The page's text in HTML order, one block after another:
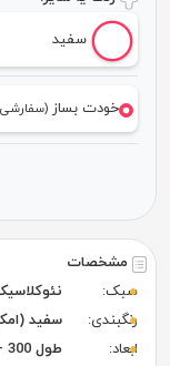
مشخصات
سبک:
رنگبندی:
سفید
ابعاد:
سفید
خودت بساز